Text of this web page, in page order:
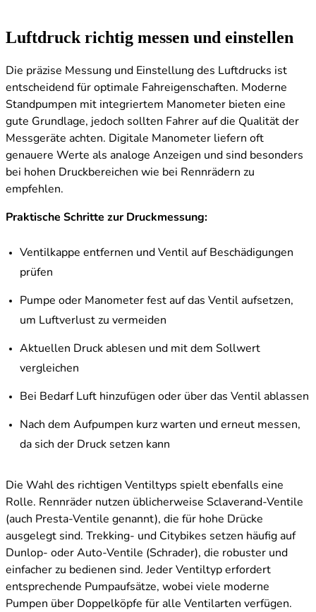
Luftdruck richtig messen und einstellen
Die präzise Messung und Einstellung des Luftdrucks ist
entscheidend für optimale Fahreigenschaften. Moderne
Standpumpen mit integriertem Manometer bieten eine
gute Grundlage, jedoch sollten Fahrer auf die Qualität der
Messgeräte achten. Digitale Manometer liefern oft
genauere Werte als analoge Anzeigen und sind besonders
bei hohen Druckbereichen wie bei Rennrädern zu
empfehlen.
Praktische Schritte zur Druckmessung:
Ventilkappe entfernen und Ventil auf Beschädigungen
prüfen
Pumpe oder Manometer fest auf das Ventil aufsetzen,
um Luftverlust zu vermeiden
Aktuellen Druck ablesen und mit dem Sollwert
vergleichen
Bei Bedarf Luft hinzufügen oder über das Ventil ablassen
Nach dem Aufpumpen kurz warten und erneut messen,
da sich der Druck setzen kann
Die Wahl des richtigen Ventiltyps spielt ebenfalls eine
Rolle. Rennräder nutzen üblicherweise Sclaverand-Ventile
(auch Presta-Ventile genannt), die für hohe Drücke
ausgelegt sind. Trekking- und Citybikes setzen häufig auf
Dunlop- oder Auto-Ventile (Schrader), die robuster und
einfacher zu bedienen sind. Jeder Ventiltyp erfordert
entsprechende Pumpaufsätze, wobei viele moderne
Pumpen über Doppelköpfe für alle Ventilarten verfügen.